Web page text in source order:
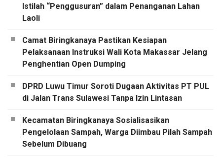
Istilah “Penggusuran” dalam Penanganan Lahan
Laoli
Camat Biringkanaya Pastikan Kesiapan
Pelaksanaan Instruksi Wali Kota Makassar Jelang
Penghentian Open Dumping
DPRD Luwu Timur Soroti Dugaan Aktivitas PT PUL
di Jalan Trans Sulawesi Tanpa Izin Lintasan
Kecamatan Biringkanaya Sosialisasikan
Pengelolaan Sampah, Warga Diimbau Pilah Sampah
Sebelum Dibuang